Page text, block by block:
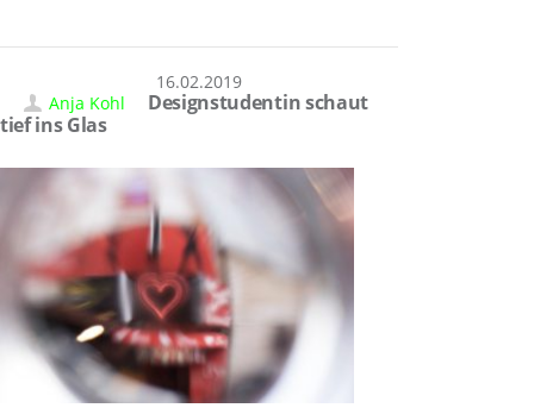
16.02.2019
Anja Kohl
Designstudentin schaut
tief ins Glas